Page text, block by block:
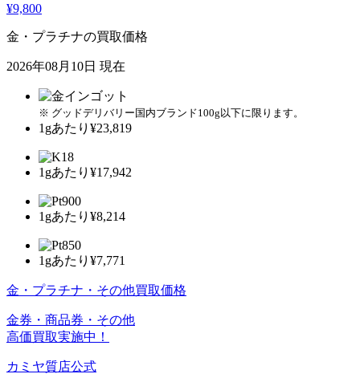
¥9,800
金・プラチナの買取価格
2026年08月10日 現在
※ グッドデリバリー国内ブランド100g以下に限ります。
1gあたり ¥23,819
1gあたり ¥17,942
1gあたり ¥8,214
1gあたり ¥7,771
金・プラチナ・その他買取価格
金券・商品券・その他
高価買取実施中！
カミヤ質店公式